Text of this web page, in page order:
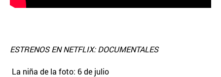
ESTRENOS EN NETFLIX: DOCUMENTALES
La niña de la foto: 6 de julio